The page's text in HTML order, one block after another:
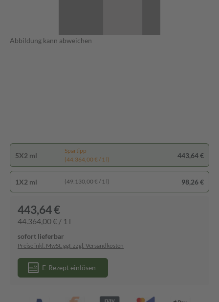
Abbildung kann abweichen
5X2 ml
Spartipp
(44.364,00 € / 1 l)
443,64 €
1X2 ml (49.130,00 € / 1 l) 98,26 €
443,64 €
44.364,00 € / 1 l
sofort lieferbar
Preise inkl. MwSt. ggf. zzgl. Versandkosten
E-Rezept einlösen